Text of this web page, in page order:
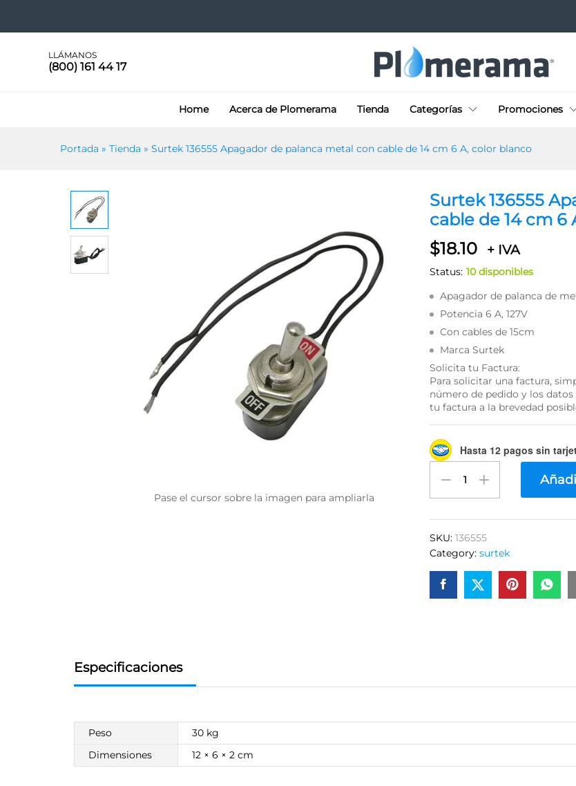
LLÁMANOS
(800) 161 44 17
Home Acerca de Plomerama Tienda Categorías Promociones
Portada » Tienda » Surtek 136555 Apagador de palanca metal con cable de 14 cm 6 A, color blanco
Pase el cursor sobre la imagen para ampliarla
Surtek 136555
cable de 14 cm 6
$18.10 + IVA
Status: 10 disponibles
Apagador de palanca de
Potencia 6 A, 127V
Con cables de 15cm
Marca Surtek
Solicita tu Factura:
Para solicitar una factura,
número de pedido y los
tu factura a la brevedad
Hasta 12 pagos sin
136555
Apagador
metal
con
cable
SKU:136555
Category:surtek
Especificaciones
Peso
30 kg
Dimensiones
12 × 6 × 2 cm
Especificaciones